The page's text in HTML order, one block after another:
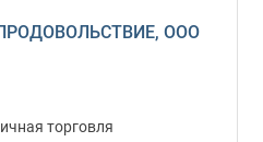
ООО
торговля